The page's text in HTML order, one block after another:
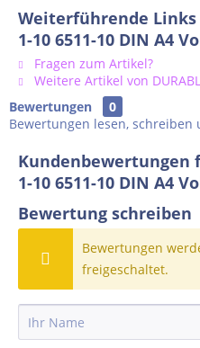
Weiterführende Links
1-10 6511-10 DIN A4
Fragen zum Artikel?
Weitere Artikel von
Bewertungen
0
Bewertungen lesen, schreiben
Kundenbewertungen
1-10 6511-10 DIN A4
Bewertung schreiben
Bewertungen
freigeschaltet.